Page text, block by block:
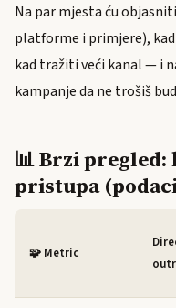
Na par mjesta ću
platforme i primjere),
kad tražiti veći kanal — i
kampanje da ne trošiš
📊 Brzi
pristupa
🧩 Metric